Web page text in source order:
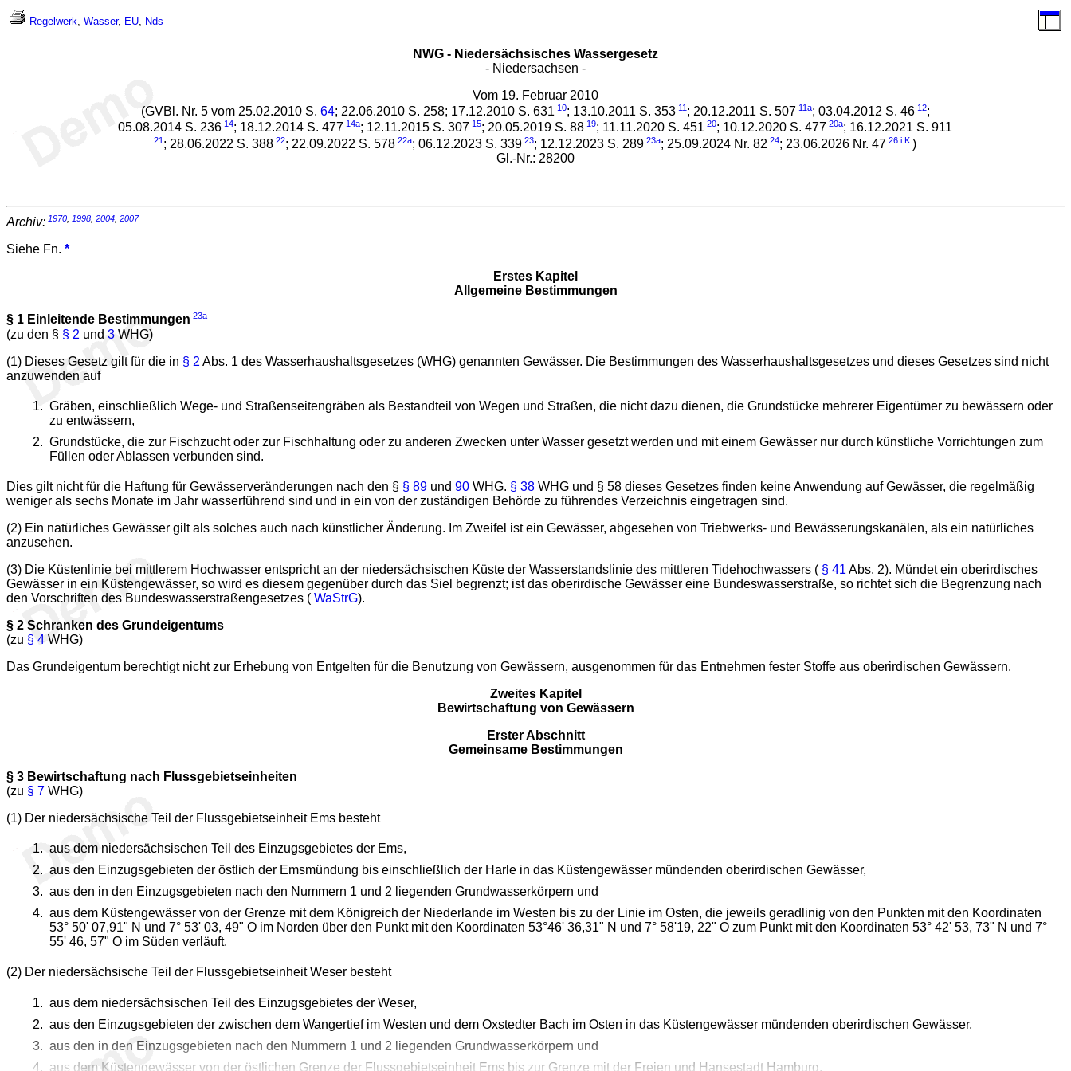
Regelwerk, Wasser, EU, Nds
NWG - Niedersächsisches Wassergesetz
- Niedersachsen -
Vom 19. Februar 2010
(GVBl. Nr. 5 vom 25.02.2010 S. 64; 22.06.2010 S. 258; 17.12.2010 S. 631 10; 13.10.2011 S. 353 11; 20.12.2011 S. 507 11a; 03.04.2012 S. 46 12;
05.08.2014 S. 236 14; 18.12.2014 S. 477 14a; 12.11.2015 S. 307 15; 20.05.2019 S. 88 19; 11.11.2020 S. 451 20; 10.12.2020 S. 477 20a; 16.12.2021 S. 911
21 ; 28.06.2022 S. 388 22; 22.09.2022 S. 578 22a; 06.12.2023 S. 339 23; 12.12.2023 S. 289 23a; 25.09.2024 Nr. 82 24; 23.06.2026 Nr. 47 26 i.K.)
Gl.-Nr.: 28200
Archiv: 1970 1998 2004 2007
Siehe Fn. *
Erstes Kapitel
Allgemeine Bestimmungen
§ 1 Einleitende Bestimmungen 23a
(zu den § § 2 und 3 WHG)
(1) Dieses Gesetz gilt für die in § 2 Abs. 1 des Wasserhaushaltsgesetzes (WHG) genannten Gewässer. Die Bestimmungen des Wasserhaushaltsgesetzes und dieses Gesetzes sind nicht
anzuwenden auf
Gräben, einschließlich Wege- und Straßenseitengräben als Bestandteil von Wegen und Straßen, die nicht dazu dienen, die Grundstücke mehrerer Eigentümer zu bewässern oder
zu entwässern,
Grundstücke, die zur Fischzucht oder zur Fischhaltung oder zu anderen Zwecken unter Wasser gesetzt werden und mit einem Gewässer nur durch künstliche Vorrichtungen zum
Füllen oder Ablassen verbunden sind.
Dies gilt nicht für die Haftung für Gewässerveränderungen nach den § § 89 und 90 WHG. § 38 WHG und § 58 dieses Gesetzes finden keine Anwendung auf Gewässer, die regelmäßig
weniger als sechs Monate im Jahr wasserführend sind und in ein von der zuständigen Behörde zu führendes Verzeichnis eingetragen sind.
(2) Ein natürliches Gewässer gilt als solches auch nach künstlicher Änderung. Im Zweifel ist ein Gewässer, abgesehen von Triebwerks- und Bewässerungskanälen, als ein natürliches
anzusehen.
(3) Die Küstenlinie bei mittlerem Hochwasser entspricht an der niedersächsischen Küste der Wasserstandslinie des mittleren Tidehochwassers ( § 41 Abs. 2). Mündet ein oberirdisches
Gewässer in ein Küstengewässer, so wird es diesem gegenüber durch das Siel begrenzt; ist das oberirdische Gewässer eine Bundeswasserstraße, so richtet sich die Begrenzung nach
den Vorschriften des Bundeswasserstraßengesetzes ( WaStrG).
§ 2 Schranken des Grundeigentums
(zu § 4 WHG)
Das Grundeigentum berechtigt nicht zur Erhebung von Entgelten für die Benutzung von Gewässern, ausgenommen für das Entnehmen fester Stoffe aus oberirdischen Gewässern.
Zweites Kapitel
Bewirtschaftung von Gewässern
Erster Abschnitt
Gemeinsame Bestimmungen
§ 3 Bewirtschaftung nach Flussgebietseinheiten
(zu § 7 WHG)
(1) Der niedersächsische Teil der Flussgebietseinheit Ems besteht
aus dem niedersächsischen Teil des Einzugsgebietes der Ems,
aus den Einzugsgebieten der östlich der Emsmündung bis einschließlich der Harle in das Küstengewässer mündenden oberirdischen Gewässer,
aus den in den Einzugsgebieten nach den Nummern 1 und 2 liegenden Grundwasserkörpern und
aus dem Küstengewässer von der Grenze mit dem Königreich der Niederlande im Westen bis zu der Linie im Osten, die jeweils geradlinig von den Punkten mit den Koordinaten
53° 50' 07,91" N und 7° 53' 03, 49" O im Norden über den Punkt mit den Koordinaten 53°46' 36,31" N und 7° 58'19, 22" O zum Punkt mit den Koordinaten 53° 42' 53, 73" N und 7°
55' 46, 57" O im Süden verläuft.
(2) Der niedersächsische Teil der Flussgebietseinheit Weser besteht
aus dem niedersächsischen Teil des Einzugsgebietes der Weser,
aus den Einzugsgebieten der zwischen dem Wangertief im Westen und dem Oxstedter Bach im Osten in das Küstengewässer mündenden oberirdischen Gewässer,
aus den in den Einzugsgebieten nach den Nummern 1 und 2 liegenden Grundwasserkörpern und
aus dem Küstengewässer von der östlichen Grenze der Flussgebietseinheit Ems bis zur Grenze mit der Freien und Hansestadt Hamburg.